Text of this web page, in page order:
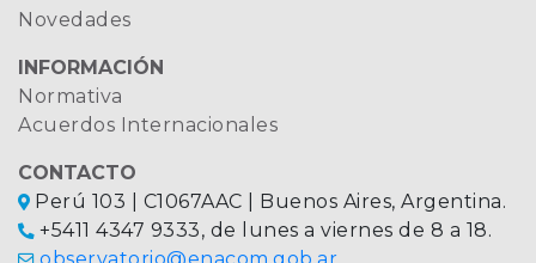
Novedades
INFORMACIÓN
Normativa
Acuerdos Internacionales
CONTACTO
Perú 103 | C1067AAC | Buenos Aires, Argentina.
+5411 4347 9333, de lunes a viernes de 8 a 18.